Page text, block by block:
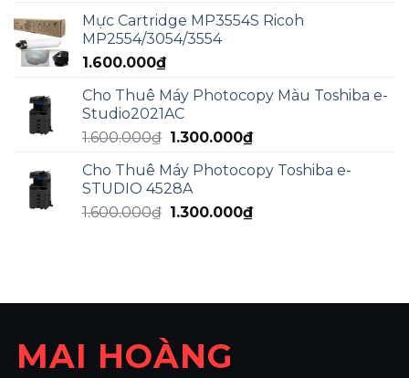
2.000.000₫.là:
Mực Cartridge MP3554S Ricoh
MP2554/3054/3554
1.600.000₫
Cho Thuê Máy Photocopy Màu Toshiba e-
Studio2021AC
1.600.000₫ Giá
là:
1.600.000₫.
1.300.000₫Giá
tại
1.300.000₫.
Cho Thuê Máy Photocopy Toshiba e-
STUDIO 4528A
1.600.000₫ Giá
1.300.000₫Giá
MAI HOÀNG